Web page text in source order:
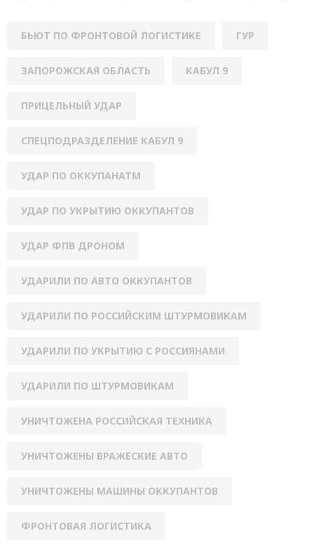
БЬЮТ ПО ФРОНТОВОЙ ЛОГИСТИКЕ ГУР
ЗАПОРОЖСКАЯ ОБЛАСТЬ КАБУЛ 9
ПРИЦЕЛЬНЫЙ УДАР
СПЕЦПОДРАЗДЕЛЕНИЕ КАБУЛ 9
УДАР ПО ОККУПАНАТМ
УДАР ПО УКРЫТИЮ ОККУПАНТОВ
УДАР ФПВ ДРОНОМ
УДАРИЛИ ПО АВТО ОККУПАНТОВ
УДАРИЛИ ПО РОССИЙСКИМ ШТУРМОВИКАМ
УДАРИЛИ ПО УКРЫТИЮ С РОССИЯНАМИ
УДАРИЛИ ПО ШТУРМОВИКАМ
УНИЧТОЖЕНА РОССИЙСКАЯ ТЕХНИКА
УНИЧТОЖЕНЫ ВРАЖЕСКИЕ АВТО
УНИЧТОЖЕНЫ МАШИНЫ ОККУПАНТОВ
ФРОНТОВАЯ ЛОГИСТИКА